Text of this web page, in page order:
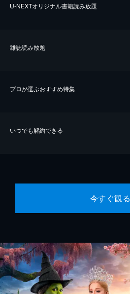
U-NEXTオリジナル書籍読み放題
雑誌読み放題
プロが選ぶおすすめ特集
いつでも解約できる
今すぐ観る